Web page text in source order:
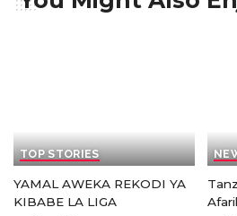
TOP STORIES
YAMAL AWEKA REKODI YA
KIBABE LA LIGA